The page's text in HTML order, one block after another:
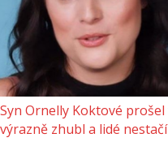
Syn Ornelly Koktové
výrazně zhubl a lidé